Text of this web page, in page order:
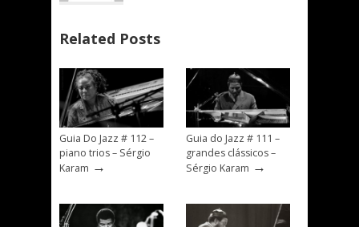
Related Posts
Guia Do Jazz # 112 –
piano trios – Sérgio
Karam →
Guia do Jazz # 111 –
grandes clássicos –
Sérgio Karam →